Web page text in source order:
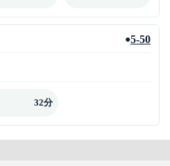
●5-50
32分